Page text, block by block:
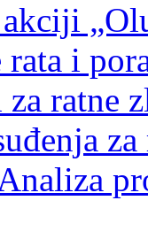
rata i
za ratne